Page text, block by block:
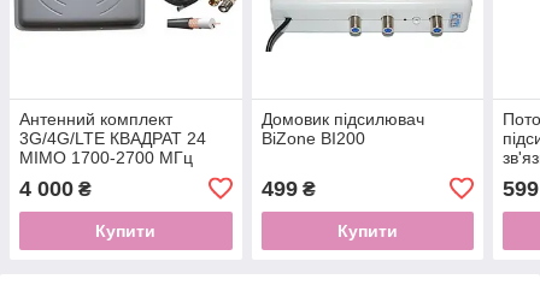
Антенний комплект
3G/4G/LTE КВАДРАТ 24
MIMO 1700-2700 МГц
24dBi (rg-58 2*10м, sma)
4 000 ₴
Купити
Домовик підсилювач
BiZone BI200
499₴
Купити
599